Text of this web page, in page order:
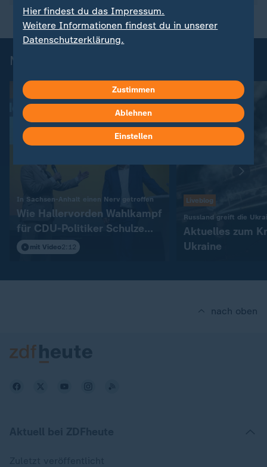
Mehr aktuelle News
In Sachsen-Anhalt einen Nerv getroffen
Wie Hallervorden Wahlkampf
für CDU-Politiker Schulze
macht
mit Video2:12
Liveblog
Russland greift die
Aktuelles zum
Ukraine
nach oben
Hier findest du das Impressum.
Weitere Informationen findest du in unserer
Datenschutzerklärung.
Zustimmen
Ablehnen
Einstellen